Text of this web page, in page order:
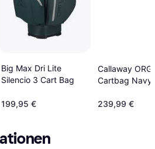
Big Max Dri Lite
Silencio 3 Cart Bag
199,95 €
Callaway ORG
Cartbag Navy
239,99 €